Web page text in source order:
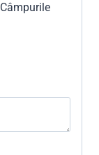
Câmpurile